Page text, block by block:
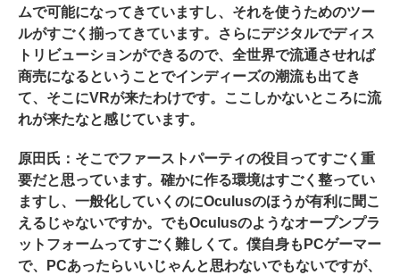
ムで可能になってきていますし、それを使うためのツー
ルがすごく揃ってきています。さらにデジタルでディス
トリビューションができるので、全世界で流通させれば
商売になるということでインディーズの潮流も出てき
て、そこにVRが来たわけです。ここしかないところに流
れが来たなと感じています。
原田氏：そこでファーストパーティの役目ってすごく重
要だと思っています。確かに作る環境はすごく整ってい
ますし、一般化していくのにOculusのほうが有利に聞こ
えるじゃないですか。でもOculusのようなオープンプラ
ットフォームってすごく難しくて。僕自身もPCゲーマー
で、PCあったらいいじゃんと思わないでもないですが、